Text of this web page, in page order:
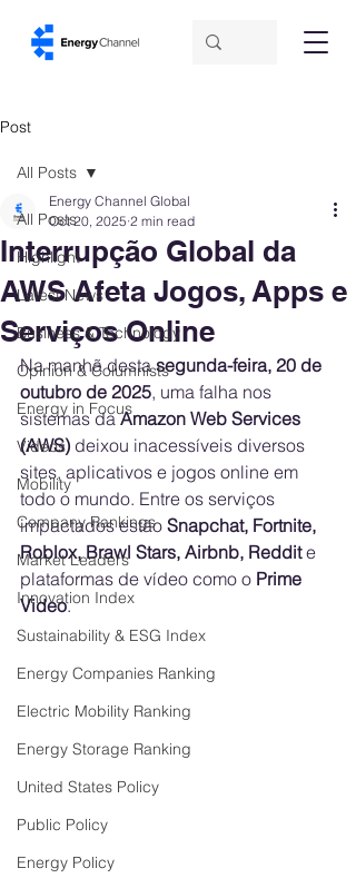
Post
All Posts
Highlight
Latest News
Business & Technology
Opinion & Columnists
Energy in Focus
Videos
Mobility
Company Rankings
Market Leaders
Innovation Index
Sustainability & ESG Index
Energy Companies Ranking
Electric Mobility Ranking
Energy Storage Ranking
United States Policy
Public Policy
Energy Policy
All Posts
Interrupção Global da
AWS Afeta Jogos, Apps e
Serviços Online
Energy Channel Global
Oct 20, 2025 2 min read
Na manhã desta segunda-feira, 20 de
outubro de 2025, uma falha nos
sistemas da Amazon Web Services
(AWS) deixou inacessíveis diversos
sites, aplicativos e jogos online em
todo o mundo. Entre os serviços
impactados estão Snapchat, Fortnite,
Roblox, Brawl Stars, Airbnb, Reddit e
plataformas de vídeo como o Prime
Video.